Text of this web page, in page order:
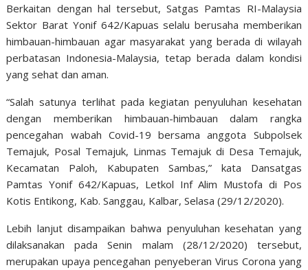
Berkaitan dengan hal tersebut, Satgas Pamtas RI-Malaysia
Sektor Barat Yonif 642/Kapuas selalu berusaha memberikan
himbauan-himbauan agar masyarakat yang berada di wilayah
perbatasan Indonesia-Malaysia, tetap berada dalam kondisi
yang sehat dan aman.
“Salah satunya terlihat pada kegiatan penyuluhan kesehatan
dengan memberikan himbauan-himbauan dalam rangka
pencegahan wabah Covid-19 bersama anggota Subpolsek
Temajuk, Posal Temajuk, Linmas Temajuk di Desa Temajuk,
Kecamatan Paloh, Kabupaten Sambas,” kata Dansatgas
Pamtas Yonif 642/Kapuas, Letkol Inf Alim Mustofa di Pos
Kotis Entikong, Kab. Sanggau, Kalbar, Selasa (29/12/2020).
Lebih lanjut disampaikan bahwa penyuluhan kesehatan yang
dilaksanakan pada Senin malam (28/12/2020) tersebut,
merupakan upaya pencegahan penyeberan Virus Corona yang